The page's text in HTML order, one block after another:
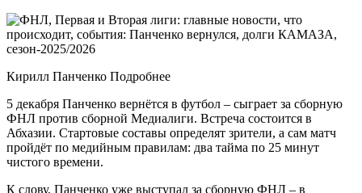
Кирилл Панченко Подробнее
5 декабря Панченко вернётся в футбол – сыграет за сборную
ФНЛ против сборной Медиалиги. Встреча состоится в
Абхазии. Стартовые составы определят зрители, а сам матч
пройдёт по медийным правилам: два тайма по 25 минут
чистого времени.
К слову, Панченко уже выступал за сборную ФНЛ – в